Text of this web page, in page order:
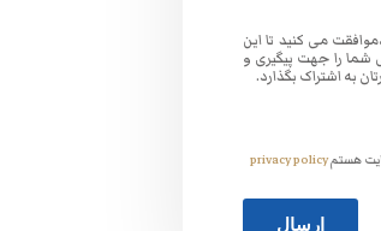
می کنید تا این
شما را جهت پیگیری و
به اشتراک بگذارد.
هستمprivacy policy